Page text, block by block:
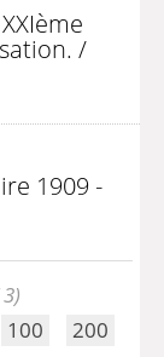
/
1909 -
1